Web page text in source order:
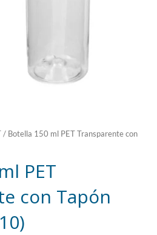
/ Botella 150 ml PET Transparente con
PET
con Tapón